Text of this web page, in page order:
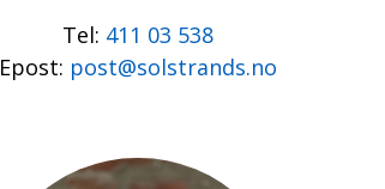
Tel: 411 03 538
Epost: post@solstrands.no